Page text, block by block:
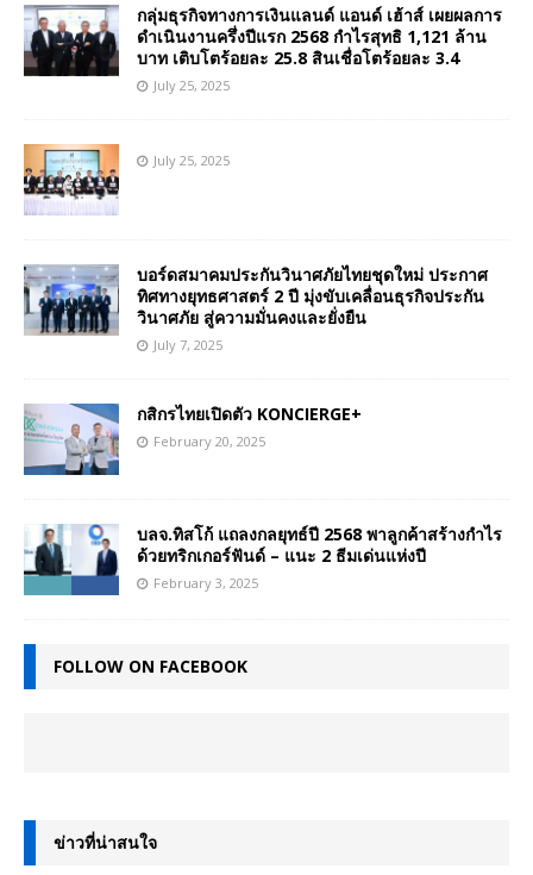
กลุ่มธุรกิจทางการเงินแลนด์ แอนด์ เฮ้าส์ เผยผลการ
ดำเนินงานครึ่งปีแรก 2568 กำไรสุทธิ 1,121 ล้าน
บาท เติบโตร้อยละ 25.8 สินเชื่อโตร้อยละ 3.4
July 25, 2025
July 25, 2025
บอร์ดสมาคมประกันวินาศภัยไทยชุดใหม่ ประกาศ
ทิศทางยุทธศาสตร์ 2 ปี มุ่งขับเคลื่อนธุรกิจประกัน
วินาศภัย สู่ความมั่นคงและยั่งยืน
July 7, 2025
กสิกรไทยเปิดตัว KONCIERGE+
February 20, 2025
บลจ.ทิสโก้ แถลงกลยุทธ์ปี 2568 พาลูกค้าสร้างกำไร
ด้วยทริกเกอร์ฟันด์ – แนะ 2 ธีมเด่นแห่งปี
February 3, 2025
FOLLOW ON FACEBOOK
ข่าวที่น่าสนใจ